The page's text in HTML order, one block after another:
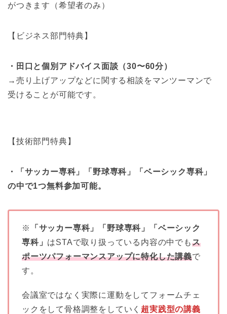
がつきます（希望者のみ）
【ビジネス部門特典】
・田口と個別アドバイス面談（30〜60分）
→売り上げアップなどに関する相談をマンツーマンで
受けることが可能です。
【技術部門特典】
・「サッカー専科」「野球専科」「ベーシック専科」
の中で1つ無料参加可能。
※
「サッカー専科」「野球専科」「ベーシック
専科」 はSTAで取り扱っている内容の中でもス
ポーツパフォーマンスアップに特化した講義で
す。
会議室ではなく実際に運動をしてフォームチェ
ックをして骨格調整をしていく 超実践型の講義